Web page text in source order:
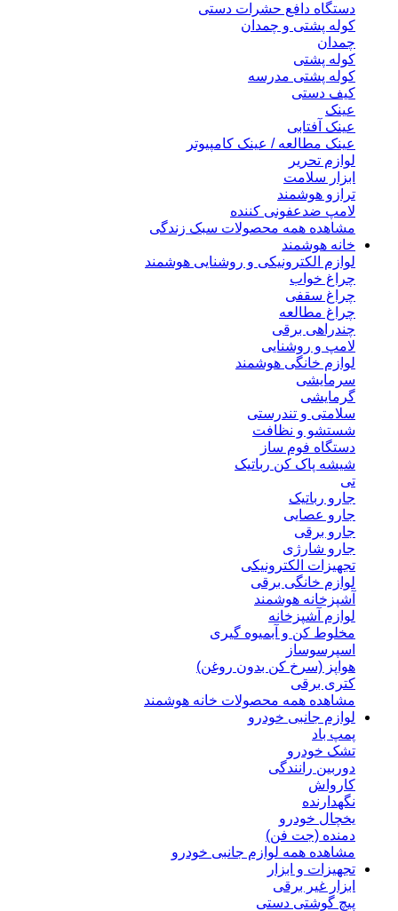
دستگاه دافع حشرات دستی
کوله پشتی و چمدان
چمدان
کوله پشتی
کوله پشتی مدرسه
کیف دستی
عینک
عینک آفتابی
عینک مطالعه / عینک کامپیوتر
لوازم تحریر
ابزار سلامت
ترازو هوشمند
لامپ ضدعفونی کننده
مشاهده همه محصولات سبک زندگی
خانه هوشمند
لوازم الکترونیکی و روشنایی هوشمند
چراغ خواب
چراغ سقفی
چراغ مطالعه
چندراهی برقی
لامپ و روشنایی
لوازم خانگی هوشمند
سرمایشی
گرمایشی
سلامتی و تندرستی
شستشو و نظافت
دستگاه فوم ساز
شیشه پاک کن رباتیک
تی
جارو رباتیک
جارو عصایی
جارو برقی
جارو شارژی
تجهیزات الکترونیکی
لوازم خانگی برقی
آشپزخانه هوشمند
لوازم آشپزخانه
مخلوط کن و آبمیوه گیری
اسپرسوساز
هواپز (سرخ کن بدون روغن)
کتری برقی
مشاهده همه محصولات خانه هوشمند
لوازم جانبی خودرو
پمپ باد
تشک خودرو
دوربین رانندگی
کارواش
نگهدارنده
یخچال خودرو
دمنده (جت فن)
مشاهده همه لوازم جانبی خودرو
تجهیزات و ابزار
ابزار غیر برقی
پیچ گوشتی دستی